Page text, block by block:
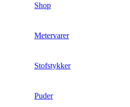
Shop
Metervarer
Stofstykker
Puder